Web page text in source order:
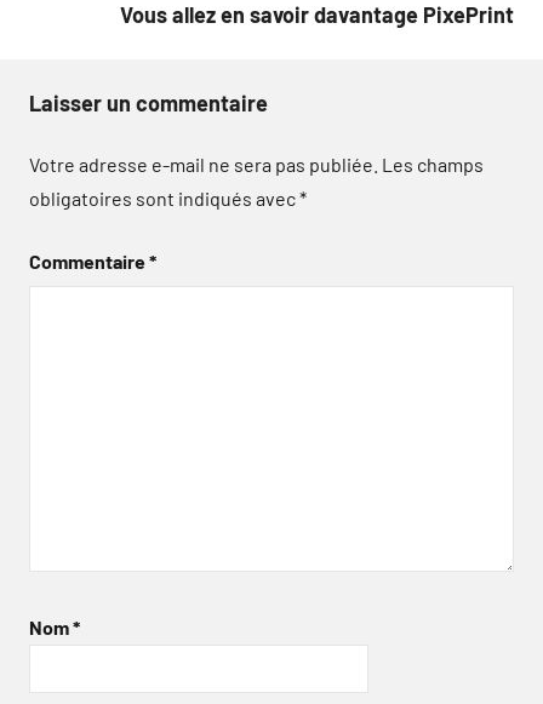
Vous allez en savoir davantage PixePrint
Laisser un commentaire
Votre adresse e-mail ne sera pas publiée. Les champs
obligatoires sont indiqués avec*
Commentaire*
Nom*